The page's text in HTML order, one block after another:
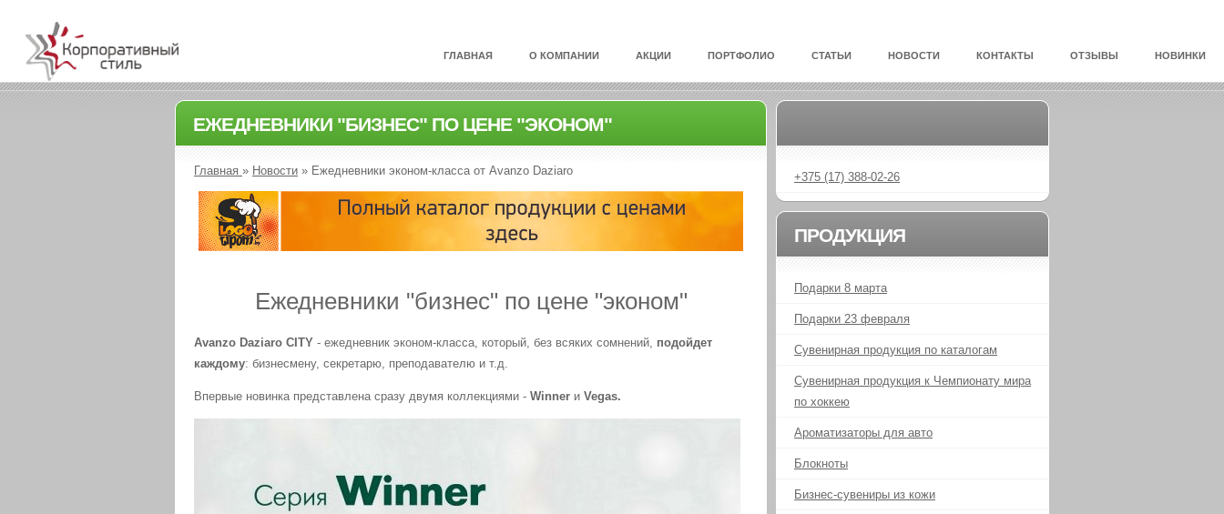
ГЛАВНАЯ О КОМПАНИИ АКЦИИ ПОРТФОЛИО СТАТЬИ НОВОСТИ КОНТАКТЫ ОТЗЫВЫ НОВИНКИ
ЕЖЕДНЕВНИКИ "БИЗНЕС" ПО ЦЕНЕ "ЭКОНОМ"
Главная » Новости » Ежедневники эконом-класса от Avanzo Daziaro
Ежедневники "бизнес" по цене "эконом"
Avanzo Daziaro CITY - ежедневник эконом-класса, который, без всяких сомнений, подойдет
каждому: бизнесмену, секретарю, преподавателю и т.д.
Впервые новинка представлена сразу двумя коллекциями - Winner и Vegas.
+375 (17) 388-02-26
ПРОДУКЦИЯ
Подарки 8 марта
Подарки 23 февраля
Сувенирная продукция по каталогам
Сувенирная продукция к Чемпионату мира
по хоккею
Ароматизаторы для авто
Блокноты
Бизнес-сувениры из кожи